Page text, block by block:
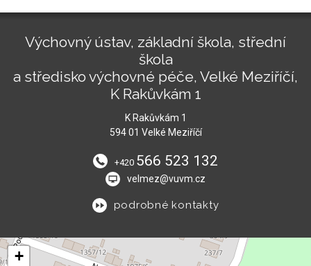
Výchovný ústav, základní škola, střední
škola
a středisko výchovné péče, Velké Meziříčí,
K Rakůvkám 1
K Rakůvkám 1
594 01 Velké Meziříčí
+420 566 523 132
velmez@vuvm.cz
podrobné kontakty
+